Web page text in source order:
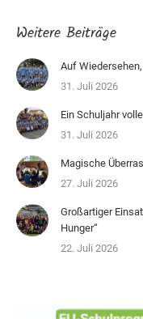
Weitere Beiträge
Auf
31. Juli 2026
Ein Schuljahr
31. Juli 2026
Magische
27. Juli 2026
Großartiger
Hunger“
22. Juli 2026